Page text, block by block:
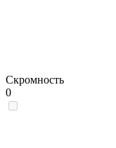
Скромность
0